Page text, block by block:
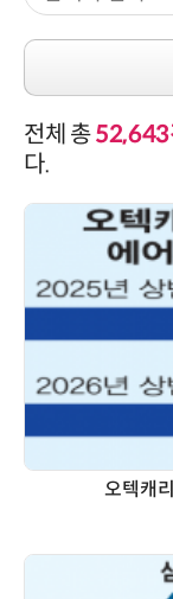
전체 총52,643
다.
오텍캐